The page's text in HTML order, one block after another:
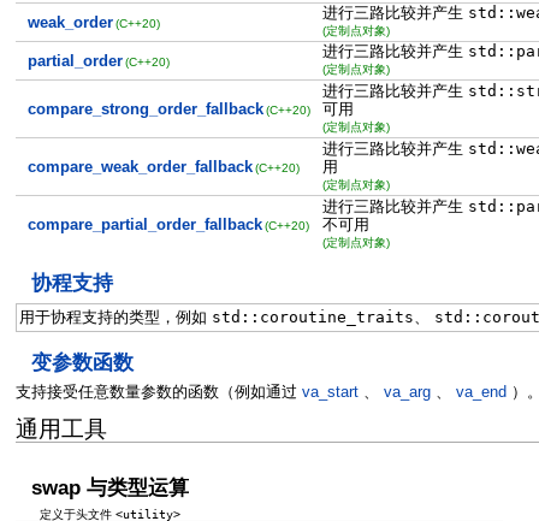
weak_order (C++20)
进行三路比较并产生
(定制点对象)
partial_order (C++20)
进行三路比较并产生
(定制点对象)
compare_strong_order_fallback (C++20)
进行三路比较并产生
可用
(定制点对象)
compare_weak_order_fallback (C++20)
进行三路比较并产生
用
(定制点对象)
compare_partial_order_fallback (C++20)
进行三路比较并产生
不可用
(定制点对象)
协程支持
用于协程支持的类型，例如 std::coroutine_traits
变参数函数
支持接受任意数量参数的函数（例如通过 va_start、 va_arg、 va_end ）
通用工具
swap 与类型运算
定义于头文件<utility>